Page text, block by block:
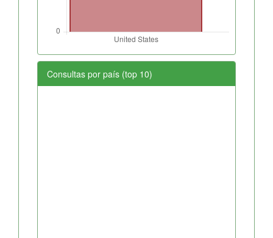
Consultas por país (top 10)